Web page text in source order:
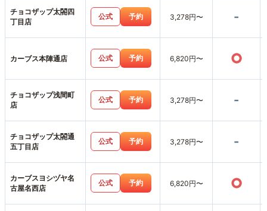
チョコザップ太閤四
丁目店
公式 予約 3,278円〜 -
カーブス本陣通店 公式 予約 6,820円〜 ○
チョコザップ浅間町
店
公式 予約 3,278円〜 -
チョコザップ太閤通
五丁目店
公式 予約 3,278円〜 -
カーブスヨシヅヤ名
古屋名西店
公式 予約 6,820円〜 ○